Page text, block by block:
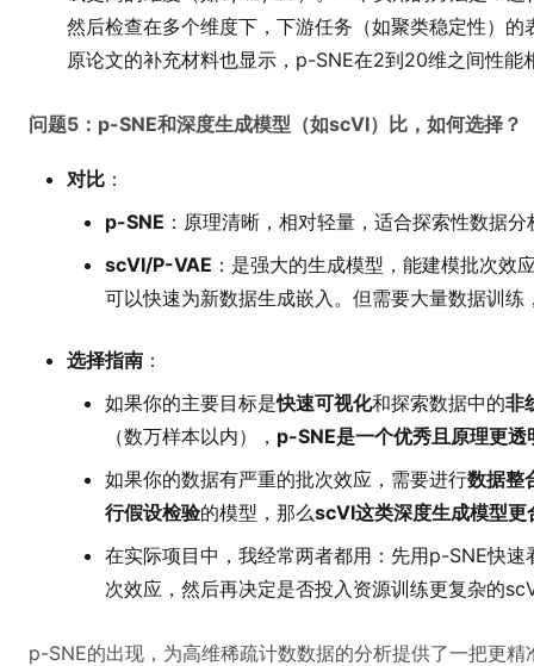
然后检查在多个维度下，下游任务（如聚类稳定性）
原论文的补充材料也显示，p-SNE在2到20维之间性能
问题5：p-SNE和深度生成模型（如scVI）比，如何选择？
对比 ：
p-SNE ：原理清晰，相对轻量，适合探索性数据
scVI/P-VAE ：是强大的生成模型，能建模批次效
可以快速为新数据生成嵌入。但需要大量数据训
选择指南 ：
如果你的主要目标是快速可视化和探索数据中的非
（数万样本以内）， p-SNE是一个优秀且原理更透
如果你的数据有严重的批次效应，需要进行数据整
行假设检验的模型，那么scVI这类深度生成模型更
在实际项目中，我经常两者都用：先用p-SNE快
次效应，然后再决定是否投入资源训练更复杂的
p-SNE的出现，为高维稀疏计数数据的分析提供了一把更